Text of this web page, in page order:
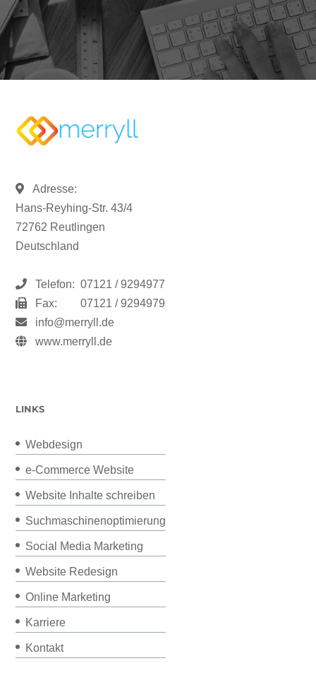
Adresse:
Hans-Reyhing-Str. 43/4
72762 Reutlingen
Deutschland
Telefon: 07121 / 9294977
Fax:
07121 / 9294979
info@merryll.de
www.merryll.de
LINKS
Webdesign
e-Commerce Website
Website Inhalte schreiben
Suchmaschinenoptimierung
Social Media Marketing
Website Redesign
Online Marketing
Karriere
Kontakt